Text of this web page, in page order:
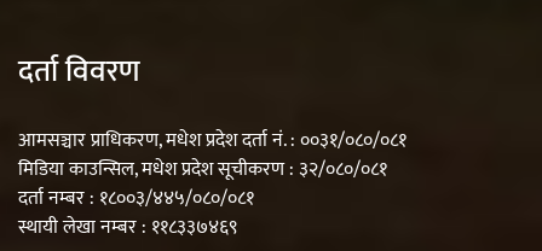
दर्ता विवरण
आमसञ्चार प्राधिकरण, मधेश प्रदेश दर्ता नं. : ००३१/०८०/०८१
मिडिया काउन्सिल, मधेश प्रदेश सूचीकरण : ३२/०८०/०८१
दर्ता नम्बर : १८००३/४४५/०८०/०८१
स्थायी लेखा नम्बर : ११८३३७४६९